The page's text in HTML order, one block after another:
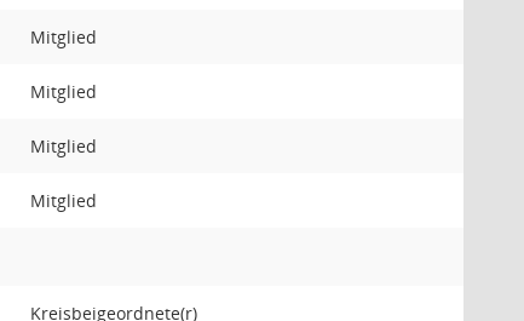
Mitglied
Mitglied
Mitglied
Mitglied
Kreisbeigeordnete(r)